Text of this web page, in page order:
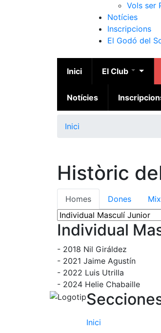
Vols ser
Notícies
Inscripcions
El Godó del
Inici El Club
Notícies
Inici
Històric
Homes Dones
Individual
- 2018 Nil Giráldez
- 2021 Jaime Agustín
- 2022 Luis Utrilla
- 2024 Helie Chabaille
Inici